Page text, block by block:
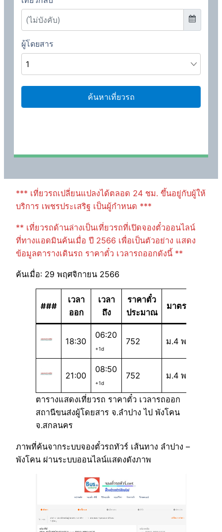
*** เที่ยวรถเปลี่ยนแปลงได้ตลอด 24 ชม. ขึ้นอยู่กับผู้ให้
บริการ เพชรประเสริฐ เป็นผู้กำหนด ***
** เที่ยวรถด้านล่างเป็นเที่ยวรถที่เปิดจองตั๋วออนไลน์
ที่ทางแอดมินค้นเมื่อ ปี 2566 เพื่อเป็นตัวอย่าง แสดง
ข้อมูลตารางเดินรถ ราคาตั๋ว เวลารถออกดังนี้ **
ค้นเมื่อ: 29 พฤศจิกายน 2566
###
เวลา
ออก
เวลา
ถึง
ราคาตั๋ว
ประมาณ
มาตรฐาน
18:30
06:20
+1d
752 ม.4 พ
21:00
08:50
+1d
752 ม.4 พ
ตารางแสดงเที่ยวรถ ราคาตั๋ว เวลารถออก
สถานีขนส่งผู้โดยสาร จ.ลำปาง ไป พังโคน
จ.สกลนคร
ภาพที่ค้นจากระบบจองตั๋วรถทัวร์ เส้นทาง ลำปาง –
พังโคน ผ่านระบบออนไลน์แสดงดังภาพ